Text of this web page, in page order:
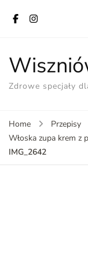
Zdrowe specjały
Home Przepisy
Włoska zupa krem z
IMG_2642